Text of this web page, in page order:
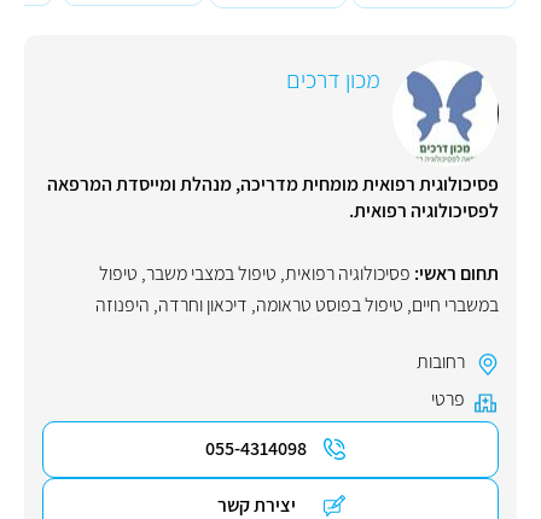
מכון דרכים
פסיכולוגית רפואית מומחית מדריכה, מנהלת ומייסדת המרפאה
לפסיכולוגיה רפואית.
תחום ראשי: פסיכולוגיה רפואית, טיפול במצבי משבר, טיפול
במשברי חיים, טיפול בפוסט טראומה, דיכאון וחרדה, היפנוזה
רחובות
פרטי
055-4314098
יצירת קשר